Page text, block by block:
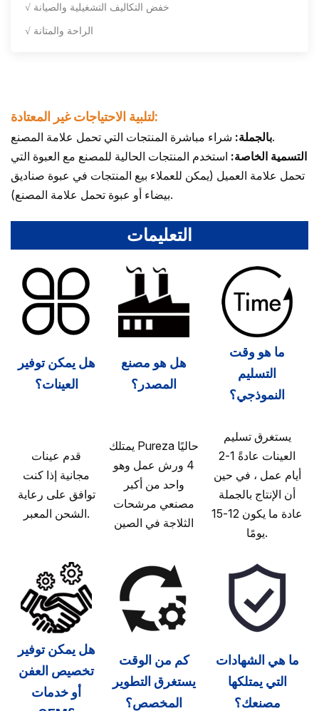
√ خفض التكاليف التشغيلية والصيانة
√ الراحة والمتانة
لتلبية الاحتياجات غير المعتادة:
بالجملة:شراء مباشرة المنتجات التي تحمل علامة المصنع.
التسمية الخاصة: استخدم المنتجات الحالية للمصنع مع العبوة التي
تحمل علامة العميل (يمكن للعملاء بيع المنتجات في عبوة صناديق
بيضاء أو عبوة تحمل علامة المصنع).
التعليمات
هل يمكن توفير
العينات؟
هل هو مصنع
المصدر؟
ما هو وقت
التسليم
النموذجي؟
قدم عينات
مجانية إذا كنت
توافق على رعاية
الشحن المعبر.
يمتلك Pureza حاليًا
4 ورش عمل وهو
واحد من أكبر
مصنعي مرشحات
الثلاجة في الصين
يستغرق تسليم
العينات عادةً 1-2
أيام عمل ، في حين
أن الإنتاج بالجملة
عادة ما يكون 12-15
يومًا.
هل يمكن توفير
تخصيص العفن
أو خدمات
كم من الوقت
يستغرق التطوير
المخصص؟
ما هي الشهادات
التي يمتلكها
مصنعك؟